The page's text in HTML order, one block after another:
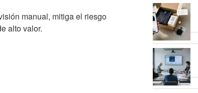
manual, mitiga el riesgo
alto valor.